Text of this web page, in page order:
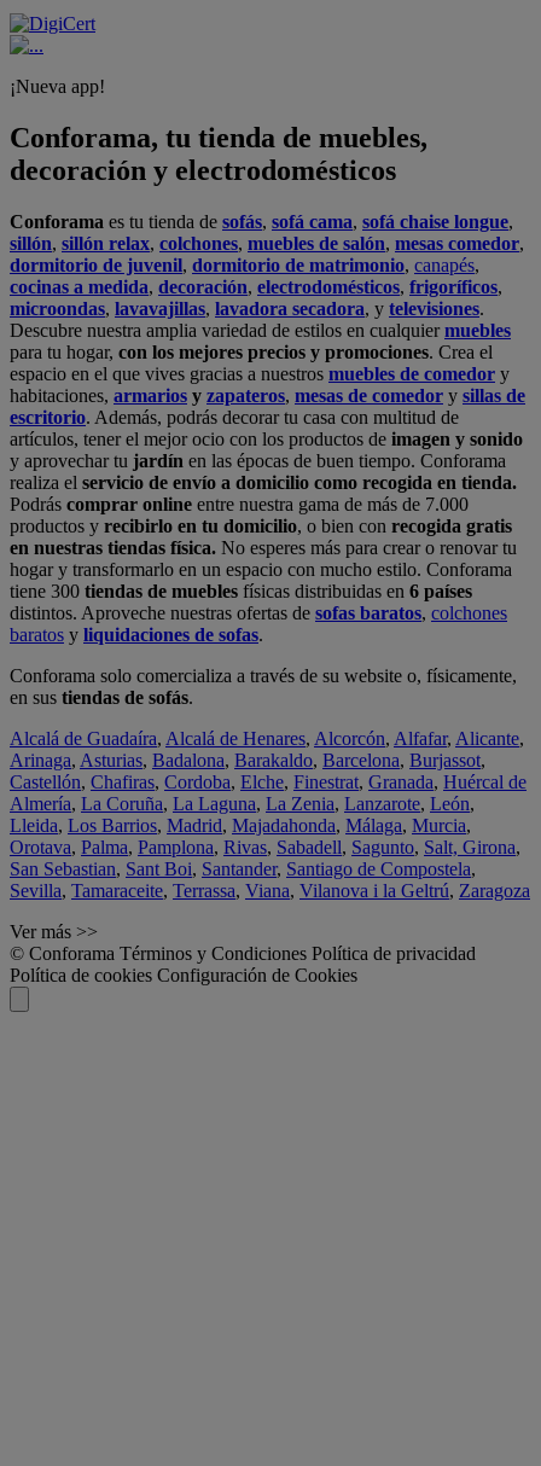
¡Nueva app!
Conforama, tu tienda de muebles,
decoración y electrodomésticos
Conforama es tu tienda de sofás, sofá cama, sofá chaise longue,
sillón, sillón relax, colchones, muebles de salón, mesas comedor,
dormitorio de juvenil, dormitorio de matrimonio, canapés,
cocinas a medida, decoración, electrodomésticos, frigoríficos,
microondas, lavavajillas, lavadora secadora, y televisiones.
Descubre nuestra amplia variedad de estilos en cualquiermuebles
para tu hogar, con los mejores precios y promociones. Crea el
espacio en el que vives gracias a nuestros muebles de comedor y
habitaciones, armarios y zapateros, mesas de comedor y sillas de
escritorio. Además, podrás decorar tu casa con multitud de
artículos, tener el mejor ocio con los productos de imagen y sonido
y aprovechar tu jardín en las épocas de buen tiempo. Conforama
realiza el servicio de envío a domicilio como recogida en tienda.
Podrás comprar online entre nuestra gama de más de 7.000
productos y recibirlo en tu domicilio, o bien con recogida gratis
en nuestras tiendas física. No esperes más para crear o renovar tu
hogar y transformarlo en un espacio con mucho estilo. Conforama
tiene 300 tiendas de muebles físicas distribuidas en 6 países
distintos. Aproveche nuestras ofertas de sofas baratos, colchones
baratos y liquidaciones de sofas.
Conforama solo comercializa a través de su website o, físicamente,
en sus tiendas de sofás.
Alcalá de Guadaíra, Alcalá de Henares, Alcorcón, Alfafar, Alicante,
Arinaga, Asturias, Badalona, Barakaldo, Barcelona, Burjassot,
Castellón, Chafiras, Cordoba, Elche, Finestrat, Granada, Huércal de
Almería, La Coruña, La Laguna, La Zenia, Lanzarote, León,
Lleida, Los Barrios, Madrid, Majadahonda, Málaga, Murcia,
Orotava, Palma, Pamplona, Rivas, Sabadell, Sagunto, Salt, Girona,
San Sebastian, Sant Boi, Santander, Santiago de Compostela,
Sevilla, Tamaraceite, Terrassa, Viana, Vilanova i la Geltrú, Zaragoza
Ver más >>
© Conforama Términos y Condiciones Política de privacidad
Política de cookies Configuración de Cookies